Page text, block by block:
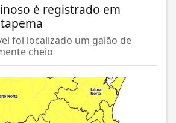
é registrado em
foi localizado um galão de
cheio